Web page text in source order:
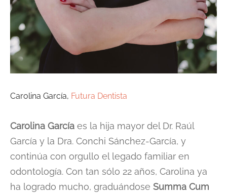
Carolina García, Futura Dentista
Carolina García es la hija mayor del Dr. Raúl
García y la Dra. Conchi Sánchez-García, y
continúa con orgullo el legado familiar en
odontología. Con tan sólo 22 años, Carolina ya
ha logrado mucho, graduándose Summa Cum